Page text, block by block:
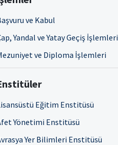
ve Kabul
Yandal ve Yatay Geçiş İşlemleri
ve Diploma İşlemleri
Eğitim Enstitüsü
Yönetimi Enstitüsü
Yer Bilimleri Enstitüsü